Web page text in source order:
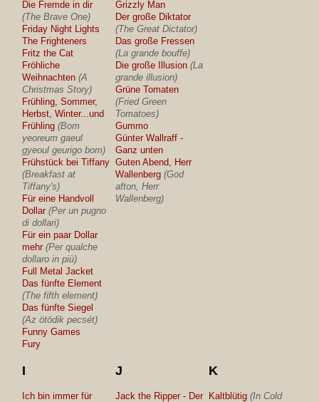
Die Fremde in dir
(The Brave One)
Friday Night Lights
The Frighteners
Fritz the Cat
Fröhliche
Weihnachten (A
Christmas Story)
Frühling, Sommer,
Herbst, Winter...und
Frühling (Bom
yeoreum gaeul
gyeoul geurigo bom)
Frühstück bei Tiffany
(Breakfast at
Tiffany's)
Für eine Handvoll
Dollar (Per un pugno
di dollari)
Für ein paar Dollar
mehr (Per qualche
dollaro in più)
Full Metal Jacket
Das fünfte Element
(The fifth element)
Das fünfte Siegel
(Az ötödik pecsét)
Funny Games
Fury
Grizzly Man
Der große Diktator
(The Great Dictator)
Das große Fressen
(La grande bouffe)
Die große Illusion (La
grande illusion)
Grüne Tomaten
(Fried Green
Tomatoes)
Gummo
Günter Wallraff -
Ganz unten
Guten Abend, Herr
Wallenberg (God
afton, Herr
Wallenberg)
I
Ich bin immer für
J
Jack the Ripper - Der
K
Kaltblütig (In Cold